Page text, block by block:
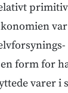
form for
varer i